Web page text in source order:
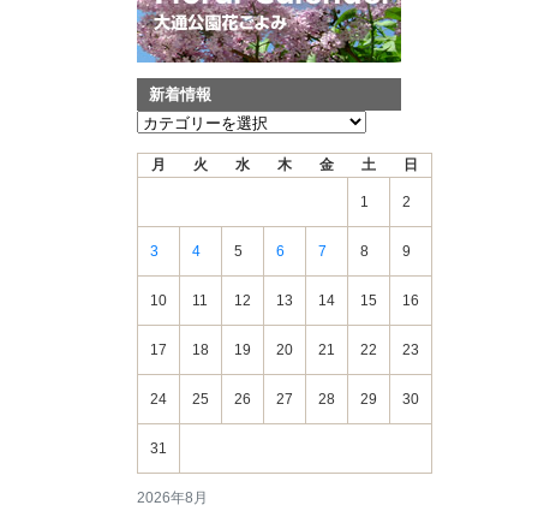
新着情報
新
2026年8月
月 火 水 木 金 土 日
1 2
3 4 5 6 7 8 9
10 11 12 13 14 15 16
17 18 19 20 21 22 23
24 25 26 27 28 29 30
31